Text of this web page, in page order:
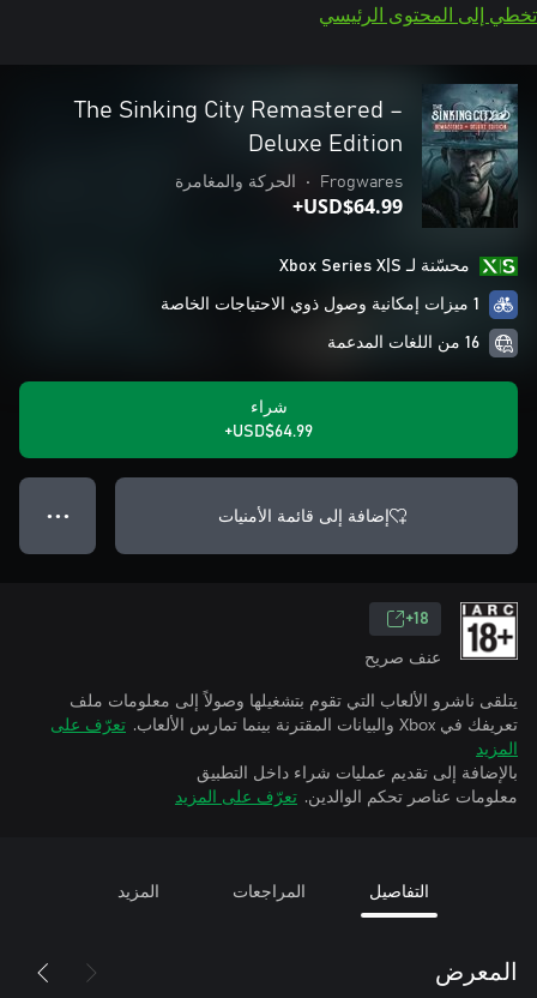
تخطي إلى المحتوى الرئيسي
The Sinking City Remastered –
Deluxe Edition
Frogwares
• الحركة والمغامرة
USD$64.99+
محسّنة لـ Xbox Series X|S
1 ميزات إمكانية وصول ذوي الاحتياجات الخاصة
16 من اللغات المدعمة
شراء
USD$64.99+
إضافة إلى قائمة الأمنيات ● ● ●
18+
عنف صريح
يتلقى ناشرو الألعاب التي تقوم بتشغيلها وصولاً إلى معلومات ملف
تعريفك في Xbox والبيانات المقترنة بينما تمارس الألعاب.
تعرّف على
المزيد
بالإضافة إلى تقديم عمليات شراء داخل التطبيق
معلومات عناصر تحكم الوالدين. تعرّف على المزيد
التفاصيل المراجعات المزيد
المعرض